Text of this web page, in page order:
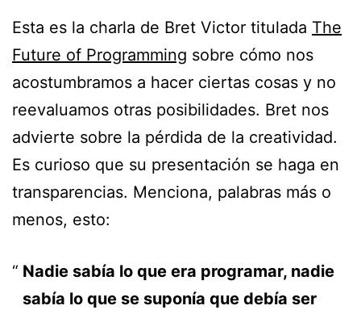
Esta es la charla de Bret Victor titulada The
Future of Programming sobre cómo nos
acostumbramos a hacer ciertas cosas y no
reevaluamos otras posibilidades. Bret nos
advierte sobre la pérdida de la creatividad.
Es curioso que su presentación se haga en
transparencias. Menciona, palabras más o
menos, esto:
Nadie sabía lo que era programar, nadie
sabía lo que se suponía que debía ser